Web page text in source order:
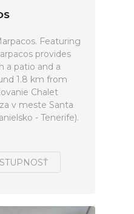
Featuring
provides
a patio and a
1.8 km from
Chalet
v meste Santa
- Tenerife).